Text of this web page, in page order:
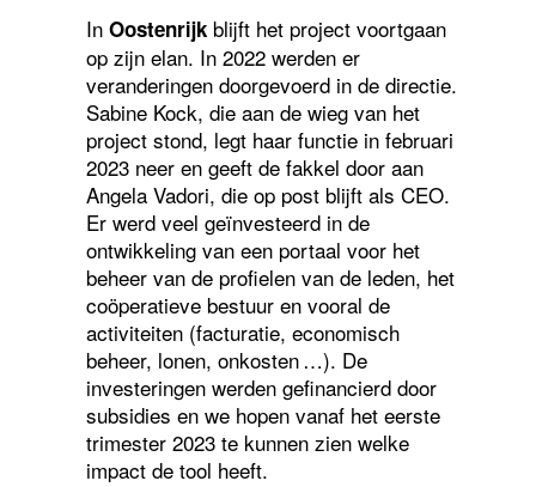
In Oostenrijkblijft het project voortgaan
op zijn elan. In 2022 werden er
veranderingen doorgevoerd in de directie.
Sabine Kock, die aan de wieg van het
project stond, legt haar functie in februari
2023 neer en geeft de fakkel door aan
Angela Vadori, die op post blijft als CEO.
Er werd veel geïnvesteerd in de
ontwikkeling van een portaal voor het
beheer van de profielen van de leden, het
coöperatieve bestuur en vooral de
activiteiten (facturatie, economisch
beheer, lonen, onkosten …). De
investeringen werden gefinancierd door
subsidies en we hopen vanaf het eerste
trimester 2023 te kunnen zien welke
impact de tool heeft.